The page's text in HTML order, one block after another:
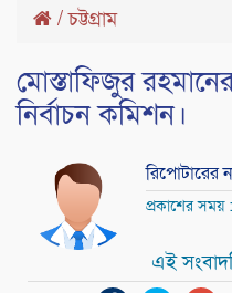
/চট্টগ্রাম
মোস্তাফিজুর
নির্বাচন কমিশন।
রিপোটারের
প্রকাশের সময়
এই